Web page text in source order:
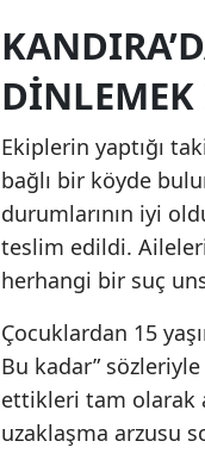
DINLEMEK
Ekiplerin yaptığı
bağlı bir köyde
durumlarının iyi
teslim edildi.
herhangi bir suç
Çocuklardan 15
Bu kadar”
ettikleri tam olarak
uzaklaşma arzusu